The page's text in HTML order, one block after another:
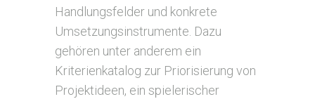
Handlungsfelder und konkrete
Umsetzungsinstrumente. Dazu
gehören unter anderem ein
Kriterienkatalog zur Priorisierung von
Projektideen, ein spielerischer